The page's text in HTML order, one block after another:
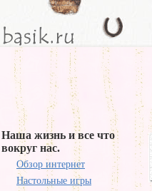
Наша жизнь и все что
вокруг нас.
Обзор интернет
Настольные игры